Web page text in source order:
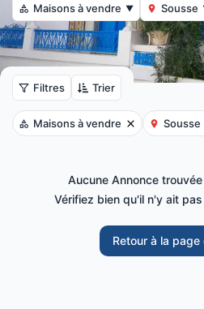
Maisons à vendre ▼ Sousse
Filtres Trier
Maisons à vendre Sousse
Aucune Annonce
Vérifiez bien qu'il n'y ait
Retour à la